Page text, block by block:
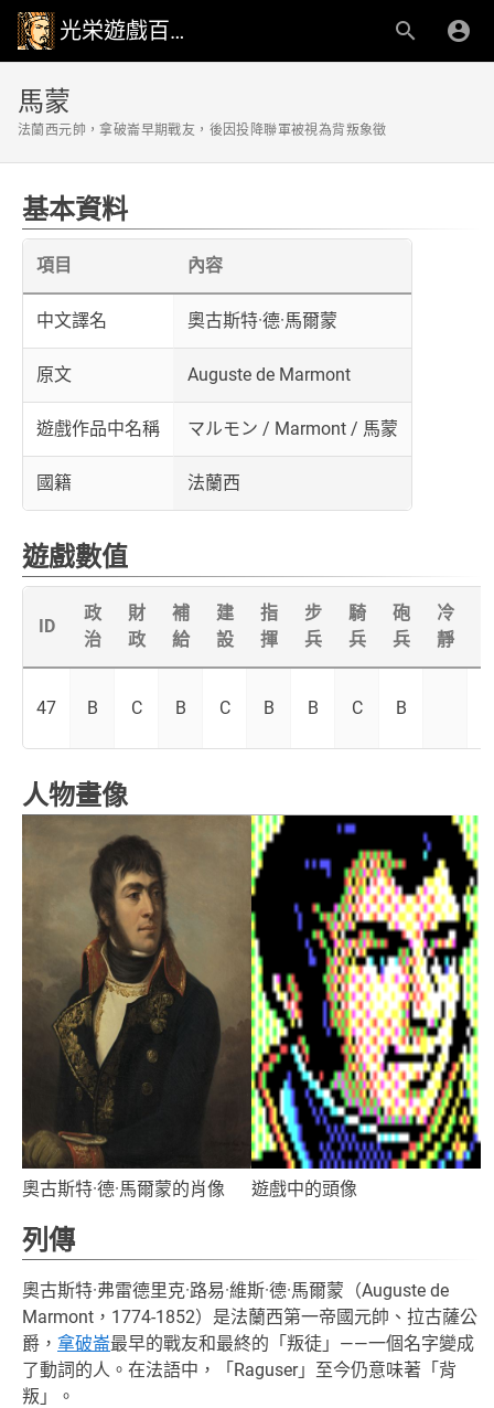
光栄遊戲百科事典
馬蒙
法蘭西元帥，拿破崙早期戰友，後因投降聯軍被視為背叛象徵
基本資料
項目 內容
中文譯名 奧古斯特·德·馬爾蒙
原文 Auguste de Marmont
遊戲作品中名稱 マルモン / Marmont / 馬蒙
國籍 法蘭西
遊戲數值
ID
政
治
財
政
補
給
建
設
指
揮
步
兵
騎
兵
砲
兵
冷
靜
47 B C B C B B C B
人物畫像
奧古斯特·德·馬爾蒙的肖像 遊戲中的頭像
列傳
奧古斯特·弗雷德里克·路易·維斯·德·馬爾蒙（Auguste de
Marmont，1774-1852）是法蘭西第一帝國元帥、拉古薩公
爵， 拿破崙最早的戰友和最終的「叛徒」——一個名字變成
了動詞的人。在法語中，「Raguser」至今仍意味著「背
叛」。